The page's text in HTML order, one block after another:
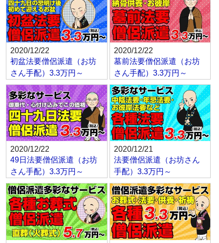
2020/12/22
初盆法要僧侶派遣（お坊
さん手配）3.3万円～
2020/12/22
墓前法要僧侶派遣（お坊
さん手配）3.3万円～
2020/12/22
49日法要僧侶派遣（お坊
さん手配）3.3万円～
2020/12/21
法要僧侶派遣（お坊さん
手配）3.3万円～